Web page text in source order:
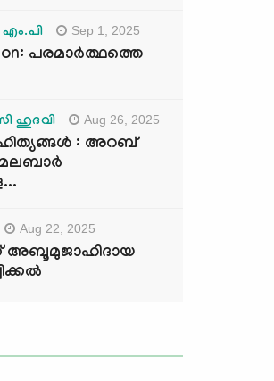
Sep 1, 2025
പരമാർത്ഥത്തെ
ഹുദവി Aug 26, 2025
: അറബ്
Aug 22, 2025